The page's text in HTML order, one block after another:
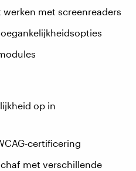
met screenreaders
op in
certificering
met verschillende